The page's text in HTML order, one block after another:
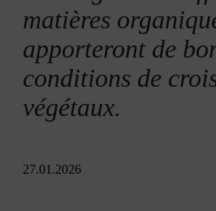
matières
apporteront de
conditions de
végétaux.
27.01.2026